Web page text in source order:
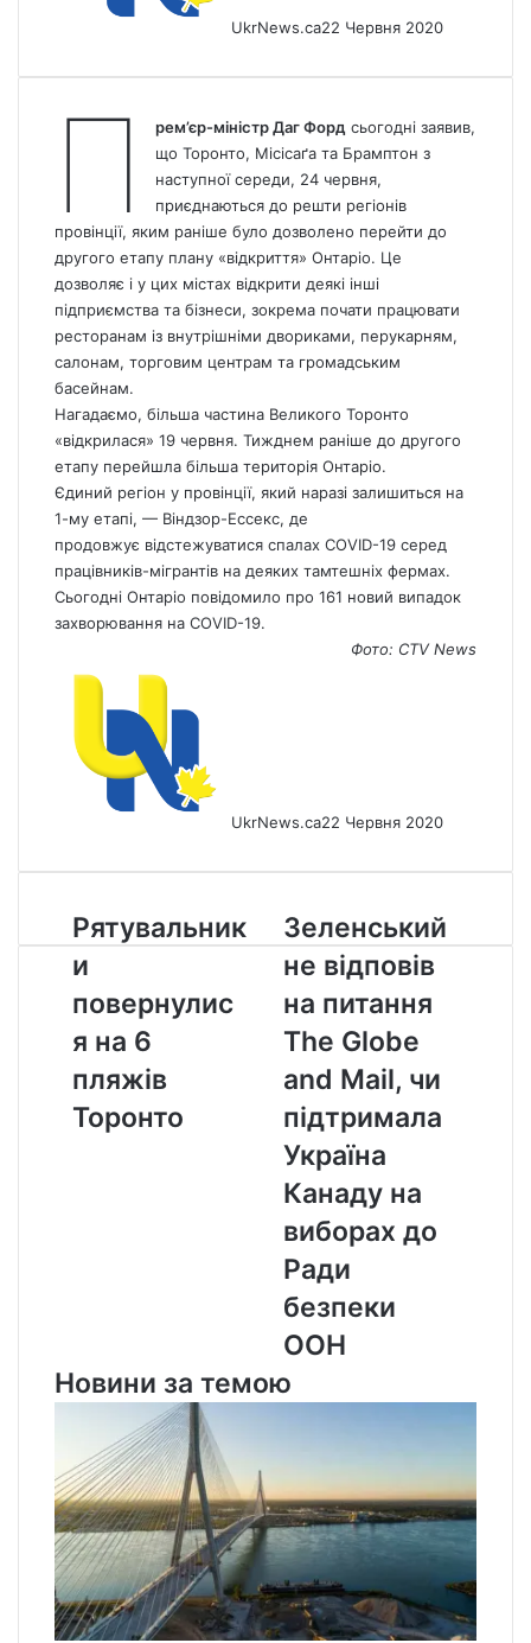
UkrNews.ca22 Червня 2020
П рем’єр-міністр Даг Фордсьогодні заявив,
що Торонто, Місісаґа та Брамптон з
наступної середи, 24 червня,
приєднаються до решти регіонів
провінції, яким раніше було дозволено перейти до
другого етапу плану «відкриття» Онтаріо. Це
дозволяє і у цих містах відкрити деякі інші
підприємства та бізнеси, зокрема почати працювати
ресторанам із внутрішніми двориками, перукарням,
салонам, торговим центрам та громадським
басейнам.
Нагадаємо, більша частина Великого Торонто
«відкрилася» 19 червня. Тижднем раніше до другого
етапу перейшла більша територія Онтаріо.
Єдиний регіон у провінції, який наразі залишиться на
1-му етапі, — Віндзор-Ессекс, де
продовжує відстежуватися спалах COVID-19 серед
працівників-мігрантів на деяких тамтешніх фермах.
Сьогодні Онтаріо повідомило про 161 новий випадок
захворювання на COVID-19.
Фото: CTVNews
UkrNews.ca22 Червня 2020
Рятувальники
повернулися
на
6
пляжів
Торонто
Рятувальник
и
повернулис
я на 6
пляжів
Торонто
Зеленський
не
відповів
на
питання
The
Globe
and
Mail,
чи
підтримала
Україна
Канаду
на
виборах
до
Ради
безпеки
Зеленський
не відповів
на питання
The Globe
and Mail, чи
підтримала
Україна
Канаду на
виборах до
Ради
безпеки
ООН
Новини за темою